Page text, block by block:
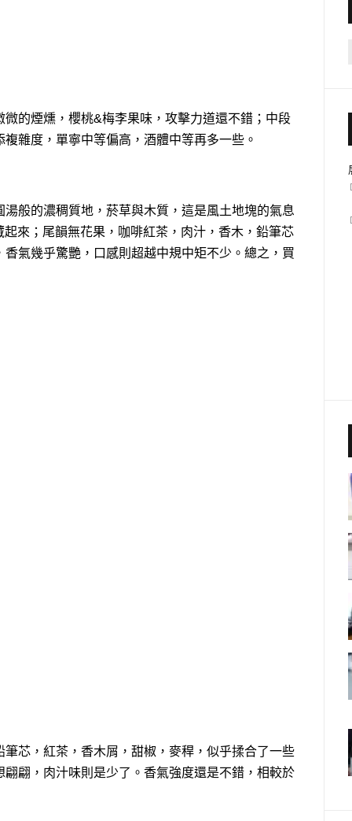
的煙燻，櫻桃&梅李果味，攻擊力道還不錯；中段
雜度，單寧中等偏高，酒體中等再多一些。
般的濃稠質地，菸草與木質，這是風土地塊的氣息
來；尾韻無花果，咖啡紅茶，肉汁，香木，鉛筆芯
香氣幾乎驚艷，口感則超越中規中矩不少。總之，買
芯，紅茶，香木屑，甜椒，麥稈，似乎揉合了一些
翩，肉汁味則是少了。香氣強度還是不錯，相較於